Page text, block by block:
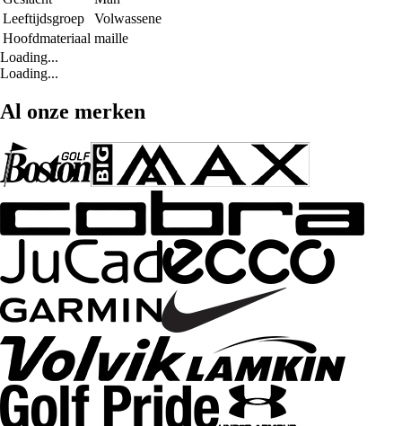
Leeftijdsgroep
Volwassene
Hoofdmateriaal maille
Loading...
Loading...
Al onze merken